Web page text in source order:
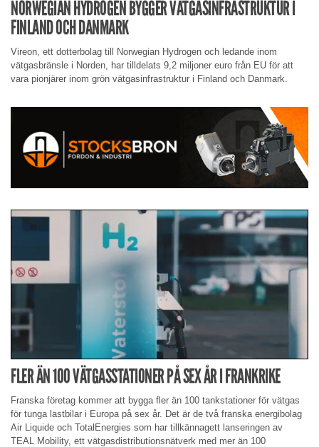
NORWEGIAN HYDROGEN BYGGER VÄTGASINFRASTRUKTUR I
FINLAND OCH DANMARK
Vireon, ett dotterbolag till Norwegian Hydrogen och ledande inom
vätgasbränsle i Norden, har tilldelats 9,2 miljoner euro från EU för att
vara pionjärer inom grön vätgasinfrastruktur i Finland och Danmark.
FLER ÄN 100 VÄTGASSTATIONER PÅ SEX ÅR I FRANKRIKE
Franska företag kommer att bygga fler än 100 tankstationer för vätgas
för tunga lastbilar i Europa på sex år. Det är de två franska energibolag
Air Liquide och TotalEnergies som har tillkännagett lanseringen av
TEAL Mobility, ett vätgasdistributionsnätverk med mer än 100